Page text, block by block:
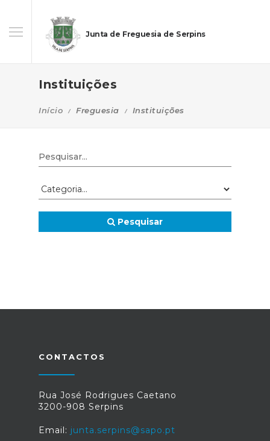
Junta de Freguesia de Serpins
Instituições
Início Freguesia Instituições
Pesquisar
CONTACTOS
Rua José Rodrigues Caetano
3200-908 Serpins
Email: junta.serpins@sapo.pt